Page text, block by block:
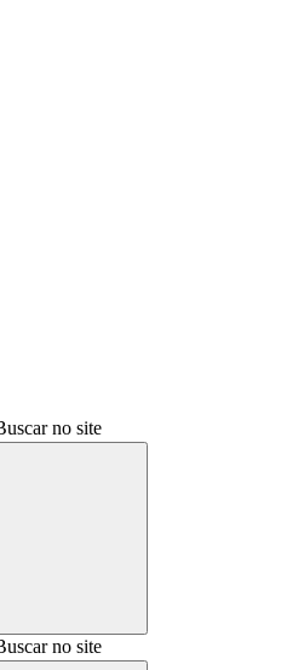
no site
no site